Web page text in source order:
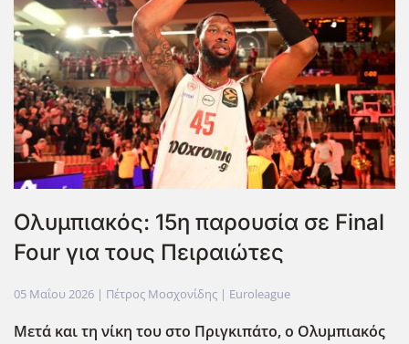
Ολυμπιακός: 15η παρουσία σε Final
Four για τους Πειραιώτες
05 Μαΐου 2026 | Πέτρος Μοσχονίδης | Euroleague
Μετά και τη νίκη του στο Πριγκιπάτο, ο Ολυμπιακός